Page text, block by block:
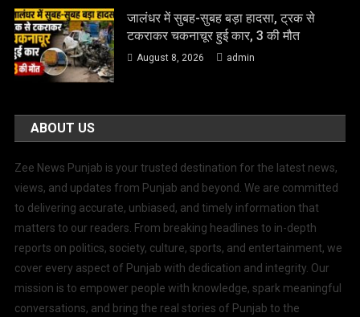
जालंधर में सुबह-सुबह बड़ा हादसा, ट्रक से
टकराकर चकनाचूर हुई कार, 3 की मौत
August 8, 2026 admin
ABOUT US
Zee News Punjab is your trusted destination for the latest news,
views, and updates from Punjab and beyond. We are committed
to delivering accurate, unbiased, and timely information that
matters to our readers. From breaking headlines to in-depth
reports on politics, society, culture, sports, and entertainment, we
cover every aspect of Punjab with dedication and integrity. Our
mission is to empower people with knowledge, spark meaningful
conversations, and bring the real stories of Punjab to the